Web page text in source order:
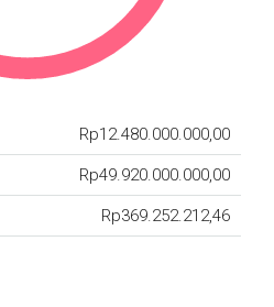
Rp12.480.000.000,00
Rp49.920.000.000,00
Rp369.252.212,46